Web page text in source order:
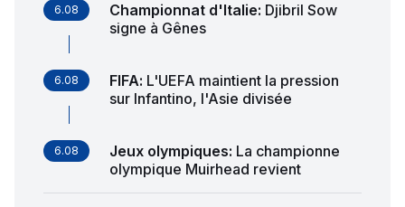
6.08 Championnat d'Italie: Djibril Sow
signe à Gênes
6.08 FIFA: L'UEFA maintient la pression
sur Infantino, l'Asie divisée
6.08 Jeux olympiques: La championne
olympique Muirhead revient